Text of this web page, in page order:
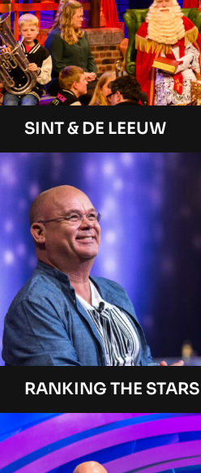
SINT & DE LEEUW
RANKING THE STARS